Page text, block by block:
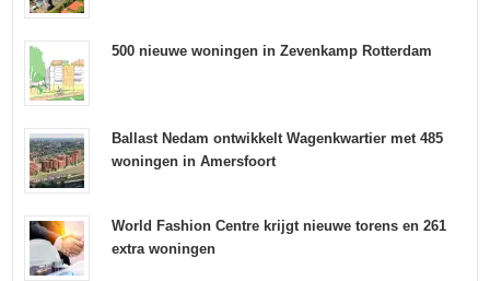
500 nieuwe woningen in Zevenkamp Rotterdam
Ballast Nedam ontwikkelt Wagenkwartier met 485
woningen in Amersfoort
World Fashion Centre krijgt nieuwe torens en 261
extra woningen